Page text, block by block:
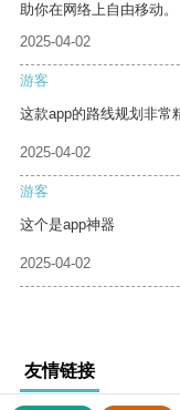
助你在网络上自由移动。
2025-04-02
游客
这款app的路线规划非常
2025-04-02
游客
这个是app神器
2025-04-02
友情链接